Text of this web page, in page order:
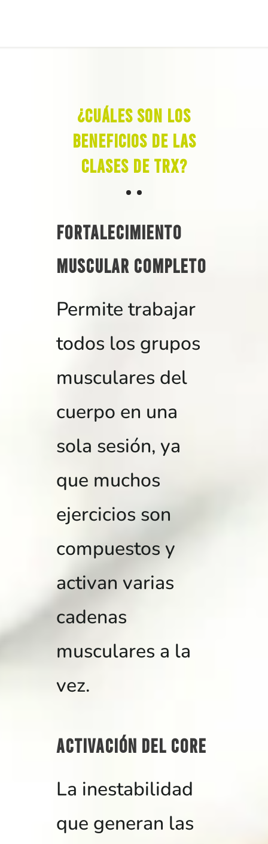
¿Cuáles son los
beneficios de las
clases de TRX?
Fortalecimiento
muscular completo
Permite trabajar
todos los grupos
musculares del
cuerpo en una
sola sesión, ya
que muchos
ejercicios son
compuestos y
activan varias
cadenas
musculares a la
vez.
Activación del CORE
La inestabilidad
que generan las